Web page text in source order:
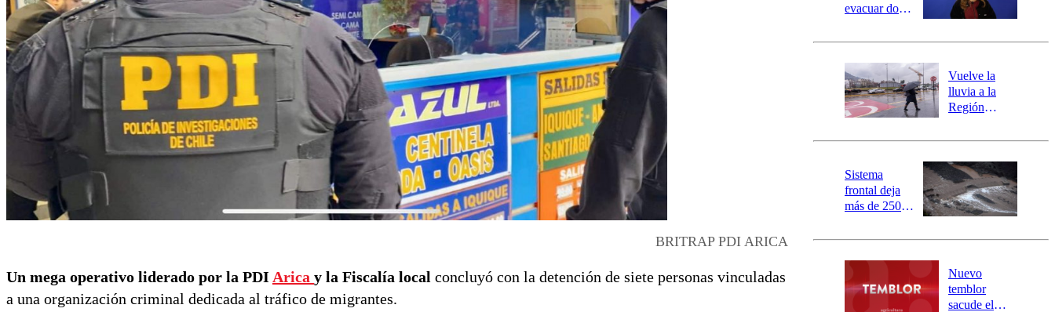
BRITRAP PDI ARICA
Un mega operativo liderado por la PDI Arica y la Fiscalía local concluyó con la detención de siete personas vinculadas
a una organización criminal dedicada al tráfico de migrantes.
evacuar dos
Carahue por
río Damas:
activa
mensajería
SAE
Vuelve la
lluvia a la
Región
este es el
la DMC para
este viernes
Sistema
frontal deja
más de 250
y 317
aisladas entre
Valparaíso y
Los Ríos
Nuevo
temblor
sacude el